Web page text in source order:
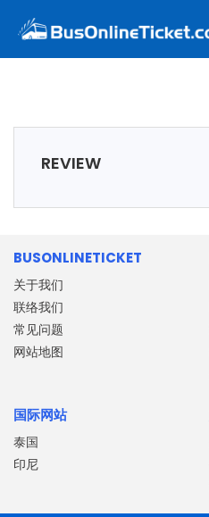
REVIEW
BUSONLINETICKET
关于我们
联络我们
常见问题
网站地图
国际网站
泰国
印尼